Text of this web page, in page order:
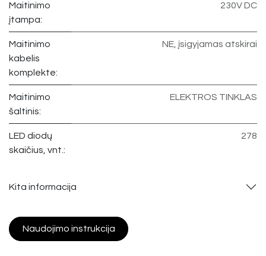
Maitinimo
įtampa:
230V DC
Maitinimo
kabelis
komplekte:
NE, įsigyjamas atskirai
Maitinimo
šaltinis:
ELEKTROS TINKLAS
LED diodų
skaičius, vnt.:
278
Kita informacija
Naudojimo instrukcija